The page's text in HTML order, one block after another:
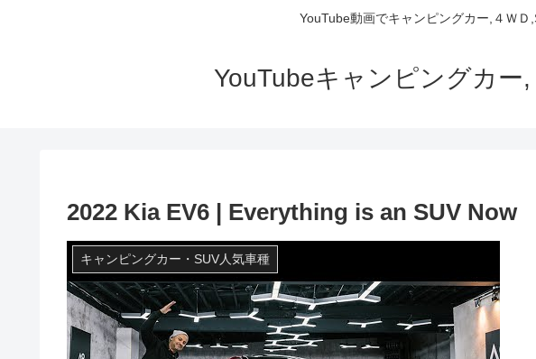
YouTube動画でキャンピングカー,４ＷＤ
YouTubeキャンピングカー
2022 Kia EV6 | Everything is an SUV Now
キャンピングカー・SUV人気車種